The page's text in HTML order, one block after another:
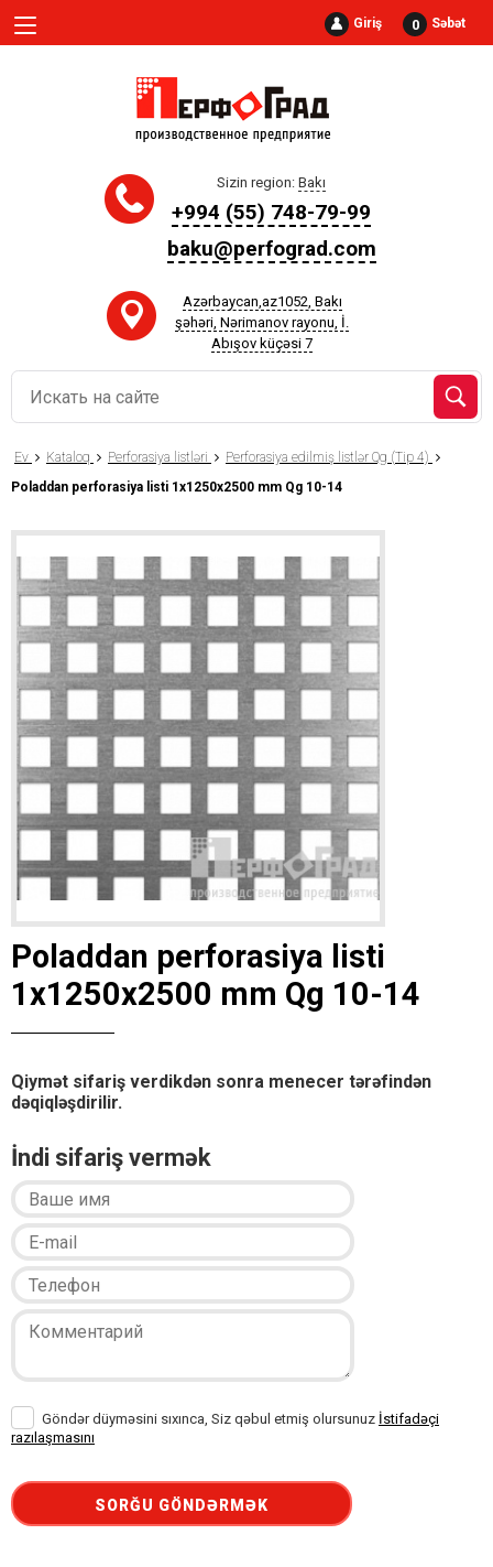
Giriş 0 Səbət
Sizin region: Bakı
+994 (55) 748-79-99
baku@perfograd.com
Azərbaycan,az1052, Bakı
şəhəri, Nərimanov rayonu, İ.
Abışov küçəsi 7
Ev Kataloq Perforasiya listləri
Perforasiya edilmiş listlər Qg (Tip 4)
Poladdan perforasiya listi 1x1250x2500 mm Qg 10-14
Poladdan perforasiya listi
1x1250x2500 mm Qg 10-14
Qiymət sifariş verdikdən sonra menecer tərəfindən
dəqiqləşdirilir.
İndi sifariş vermək
Göndər düyməsini sıxınca, Siz qəbul etmiş olursunuz İstifadəçi
razılaşmasını
SORĞU GÖNDƏRMƏK